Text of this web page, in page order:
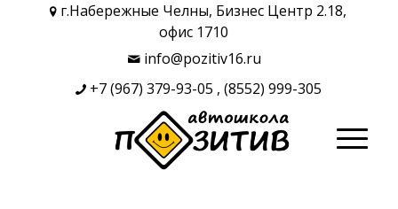
г.Набережные Челны, Бизнес Центр 2.18,
офис 1710
info@pozitiv16.ru
+7 (967) 379-93-05 ,(8552) 999-305